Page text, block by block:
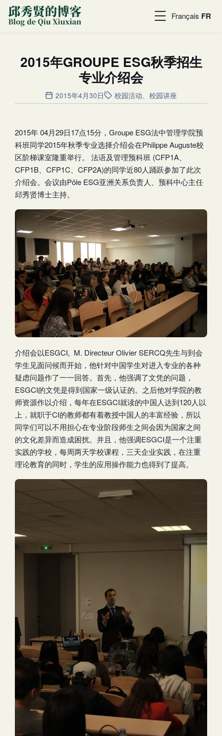
Français FR
2015年GROUPE ESG秋季招生
专业介绍会
2015年4月30日 校园活动 、校园讲座
2015年 04月29日17点15分，Groupe ESG法中管理学院预
科班同学2015年秋季专业选择介绍会在Philippe Auguste校
区阶梯课室隆重举行。 法语及管理预科班 (CFP1A、
CFP1B、CFP1C、CFP2A)的同学近80人踊跃参加了此次
介绍会。会议由Pôle ESG亚洲关系负责人、预科中心主任
邱秀贤博士主持。
介绍会以ESGCI, M. Directeur Olivier SERCQ先生与到会
学生见面问候而开始，他针对中国学生对进入专业的各种
疑虑问题作了一一回答。首先，他强调了文凭的问题，
ESGCI的文凭是得到国家一级认证的。之后他对学院的教
师资源作以介绍，每年在ESGCI就读的中国人达到120人以
上，就职于CI的教师都有着教授中国人的丰富经验，所以
同学们可以不用担心在专业阶段师生之间会因为国家之间
的文化差异而造成困扰。并且，他强调ESGCI是一个注重
实践的学校，每周两天学校课程，三天企业实践，在注重
理论教育的同时，学生的应用操作能力也得到了提高。